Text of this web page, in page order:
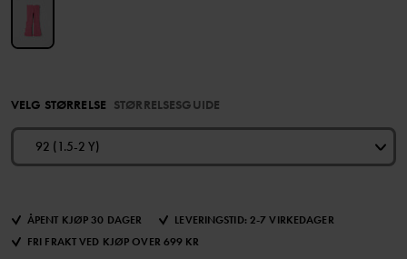
VELG STØRRELSE STØRRELSESGUIDE
92 (1.5-2 Y)
ÅPENT KJØP 30 DAGER
LEVERINGSTID: 2-7 VIRKEDAGER
FRI FRAKT VED KJØP OVER 699 KR